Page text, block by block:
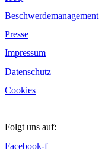
Beschwerdemanagement
Presse
Impressum
Datenschutz
Cookies
Folgt uns auf:
Facebook-f